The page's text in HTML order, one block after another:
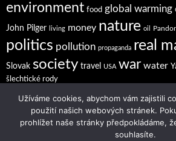
environment food global warming
John Pilger living money nature oil
politics pollution propaganda real
Slovak society travel USA war water
šlechtické rody
Užíváme cookies, abychom vám zajistili
použití našich webových stránek.
prohlížet naše stránky předpokládáme,
souhlasíte.